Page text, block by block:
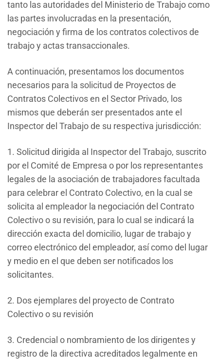
tanto las autoridades del Ministerio de Trabajo como
las partes involucradas en la presentación,
negociación y firma de los contratos colectivos de
trabajo y actas transaccionales.
A continuación, presentamos los documentos
necesarios para la solicitud de Proyectos de
Contratos Colectivos en el Sector Privado, los
mismos que deberán ser presentados ante el
Inspector del Trabajo de su respectiva jurisdicción:
1. Solicitud dirigida al Inspector del Trabajo, suscrito
por el Comité de Empresa o por los representantes
legales de la asociación de trabajadores facultada
para celebrar el Contrato Colectivo, en la cual se
solicita al empleador la negociación del Contrato
Colectivo o su revisión, para lo cual se indicará la
dirección exacta del domicilio, lugar de trabajo y
correo electrónico del empleador, así como del lugar
y medio en el que deben ser notificados los
solicitantes.
2. Dos ejemplares del proyecto de Contrato
Colectivo o su revisión
3. Credencial o nombramiento de los dirigentes y
registro de la directiva acreditados legalmente en